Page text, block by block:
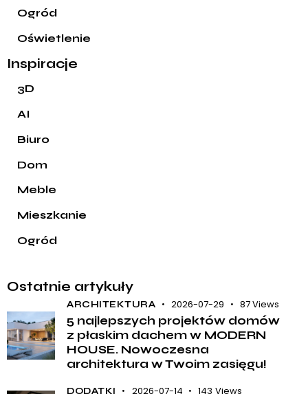
Ogród
Oświetlenie
Inspiracje
3D
AI
Biuro
Dom
Meble
Mieszkanie
Ogród
Ostatnie artykuły
ARCHITEKTURA 2026-07-29 87 Views
5 najlepszych projektów domów
z płaskim dachem w MODERN
HOUSE. Nowoczesna
architektura w Twoim zasięgu!
DODATKI 2026-07-14 143 Views